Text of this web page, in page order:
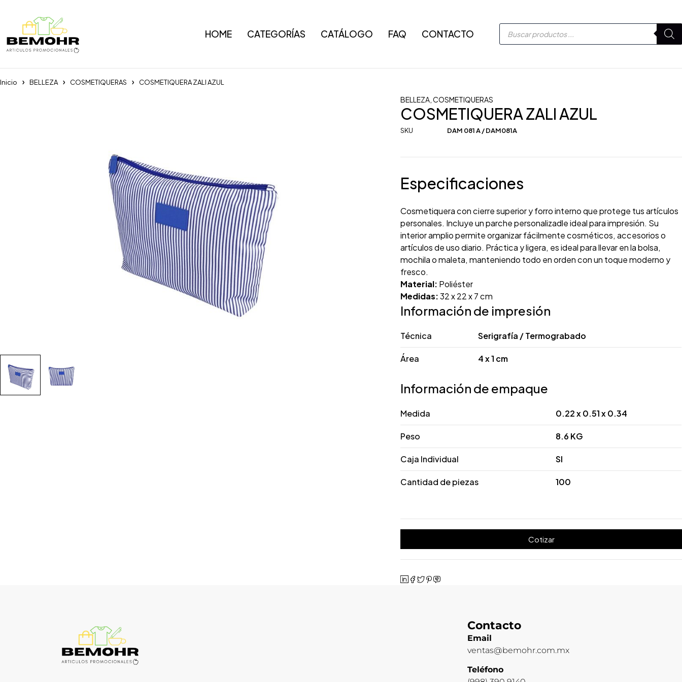
HOME CATEGORÍAS CATÁLOGO FAQ CONTACTO
Inicio BELLEZA COSMETIQUERAS COSMETIQUERA ZALI AZUL
BELLEZA ,COSMETIQUERAS
COSMETIQUERA ZALI AZUL
SKU DAM 081 A / DAM081A
Especificaciones
Cosmetiquera con cierre superior y forro interno que protege tus artículos
personales. Incluye un parche personalizadle ideal para impresión. Su
interior amplio permite organizar fácilmente cosméticos, accesorios o
artículos de uso diario. Práctica y ligera, es ideal para llevar en la bolsa,
mochila o maleta, manteniendo todo en orden con un toque moderno y
fresco.
Material: Poliéster
Medidas:32 x 22 x 7 cm
Información de impresión
Técnica Serigrafía / Termograbado
Área 4 x 1 cm
Información de empaque
Medida 0.22 x 0.51 x 0.34
Peso 8.6 KG
Caja Individual SI
Cantidad de piezas 100
Cotizar
Contacto
Email
ventas@bemohr.com.mx
Teléfono